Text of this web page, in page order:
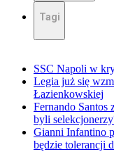
Tagi
SSC Napoli w
Legia już się
Łazienkowskiej
Fernando Santos
byli
Gianni Infantino
będzie tolerancji